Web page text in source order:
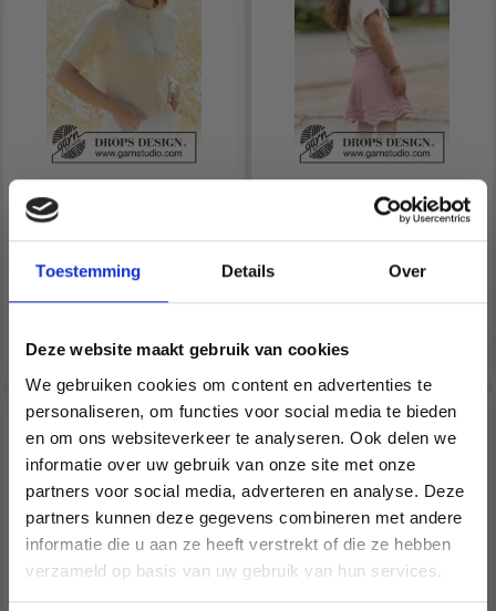
Toestemming Details Over
Deze website maakt gebruik van cookies
We gebruiken cookies om content en advertenties te
personaliseren, om functies voor social media te bieden
en om ons websiteverkeer te analyseren. Ook delen we
informatie over uw gebruik van onze site met onze
partners voor social media, adverteren en analyse. Deze
partners kunnen deze gegevens combineren met andere
informatie die u aan ze heeft verstrekt of die ze hebben
verzameld op basis van uw gebruik van hun services.
268-35 GOLDEN MIST
DESIGN
Prijs vanafEUR 15.50
Bekijk alle opties
49-20 STRAWBERRY
DESIGN
Prijs vanafEUR 10.95
Bekijk alle opties
Économisez jusqu'à 50 %
Soyez le premier à connaître nos soldes et